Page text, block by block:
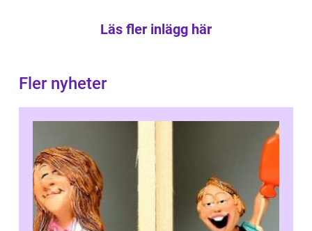
Läs fler inlägg här
Fler nyheter